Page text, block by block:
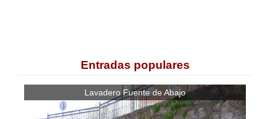
Entradas populares
Lavadero Fuente de Abajo